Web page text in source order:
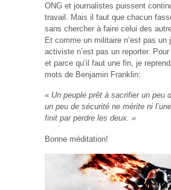
ONG et journalistes puissent
travail. Mais il faut que chacun
sans chercher à faire celui des
Et comme un militaire n’est pas un
activiste n’est pas un reporter.
et parce qu’il faut une fin, je
mots de Benjamin Franklin:
« Un peuple prêt à sacrifier un peu
un peu de sécurité ne mérite ni
finit par perdre les deux. »
Bonne méditation!